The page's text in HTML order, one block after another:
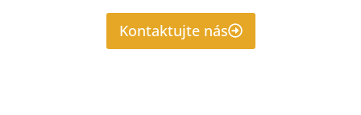
Kontaktujte nás